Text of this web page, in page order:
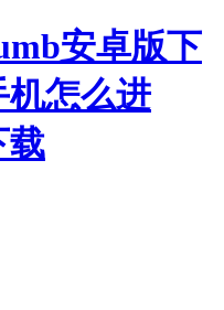
安卓版下
怎么进
载